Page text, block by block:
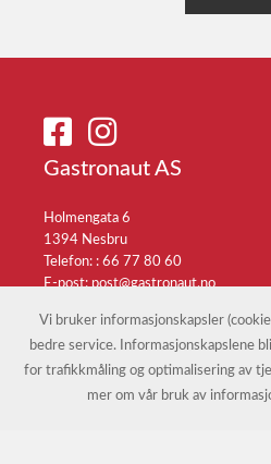
Gastronaut AS
Holmengata 6
1394 Nesbru
Telefon: : 66 77 80 60
E-post:post@gastronaut.no
© Gastronaut AS |
Vi bruker informasjonskapsler
bedre service. Informasjonskapslene
for trafikkmåling og optimalisering av
mer om vår bruk av